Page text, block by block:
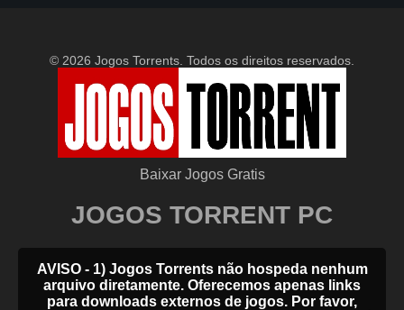
© 2026 Jogos Torrents. Todos os direitos reservados.
Baixar Jogos Gratis
JOGOS TORRENT PC
AVISO - 1) Jogos Torrents não hospeda nenhum
arquivo diretamente. Oferecemos apenas links
para downloads externos de jogos. Por favor,